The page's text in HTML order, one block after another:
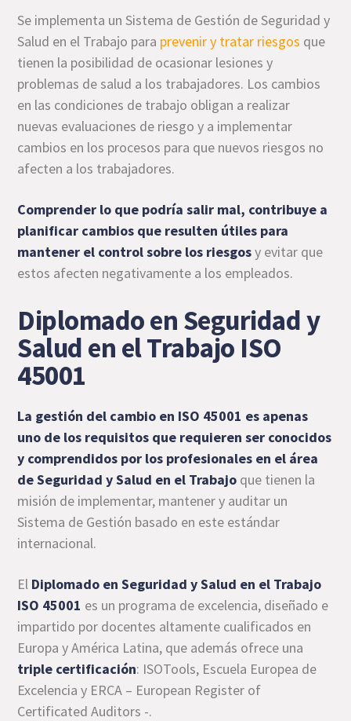
Se implementa un Sistema de Gestión de Seguridad y
Salud en el Trabajo para prevenir y tratar riesgos que
tienen la posibilidad de ocasionar lesiones y
problemas de salud a los trabajadores. Los cambios
en las condiciones de trabajo obligan a realizar
nuevas evaluaciones de riesgo y a implementar
cambios en los procesos para que nuevos riesgos no
afecten a los trabajadores.
Comprender lo que podría salir mal, contribuye a
planificar cambios que resulten útiles para
mantener el control sobre los riesgosy evitar que
estos afecten negativamente a los empleados.
Diplomado en Seguridad y
Salud en el Trabajo ISO
45001
La gestión del cambio en ISO 45001 es apenas
uno de los requisitos que requieren ser conocidos
y comprendidos por los profesionales en el área
de Seguridad y Salud en el Trabajo que tienen la
misión de implementar, mantener y auditar un
Sistema de Gestión basado en este estándar
internacional.
El Diplomado en Seguridad y Salud en el Trabajo
ISO 45001 es un programa de excelencia, diseñado e
impartido por docentes altamente cualificados en
Europa y América Latina, que además ofrece una
triple certificación: ISOTools, Escuela Europea de
Excelencia y ERCA – European Register of
Certificated Auditors -.